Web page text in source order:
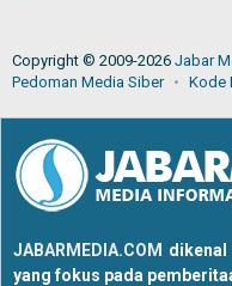
Copyright © 2009-2026 Jabar
Pedoman Media Siber
Kode
JABARMEDIA.COM
yang fokus pada